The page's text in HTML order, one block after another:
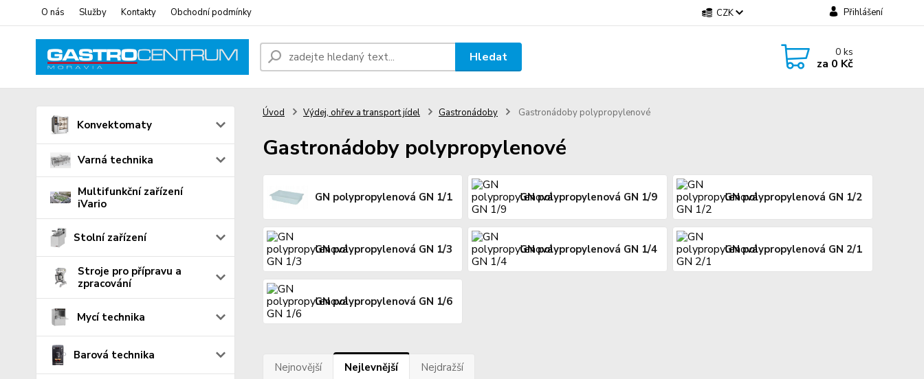
O nás Služby Kontakty Obchodní podmínky CZK Přihlášení
Hledat 0ks
za 0 Kč
Konvektomaty
Varná technika
Multifunkční zařízení
iVario
Stolní zařízení
Stroje pro přípravu a
zpracování
Mycí technika
Barová technika
Úvod Výdej, ohřev a transport jídel Gastronádoby Gastronádoby polypropylenové
Gastronádoby polypropylenové
GN polypropylenová GN 1/1 GN polypropylenová GN 1/9 GN polypropylenová GN 1/2
GN polypropylenová GN 1/3 GN polypropylenová GN 1/4 GN polypropylenová GN 2/1
GN polypropylenová GN 1/6
Nejnovější Nejlevnější Nejdražší